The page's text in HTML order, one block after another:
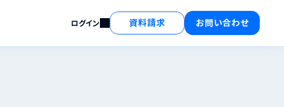
ログイン 資料請求 お問い合わせ